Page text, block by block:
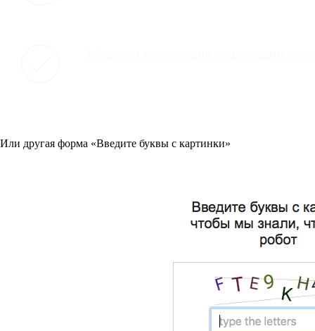
Или другая форма «Введите буквы с картинки»